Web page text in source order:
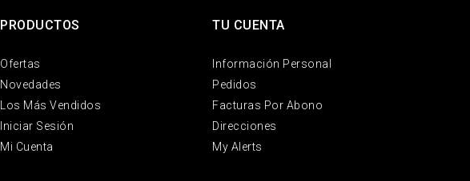
TU CUENTA
Información Personal
Pedidos
Facturas Por Abono
Direcciones
My Alerts
PRODUCTOS
Ofertas
Novedades
Los Más Vendidos
Iniciar Sesión
Mi Cuenta